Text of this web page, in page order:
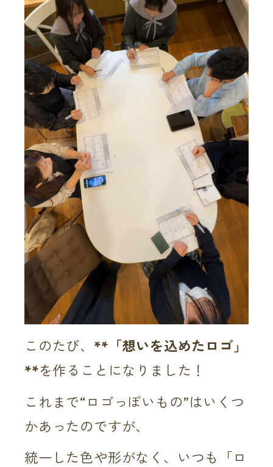
このたび、 **「想いを込めたロゴ」
**を作ることになりました！
これまで“ロゴっぽいもの”はいくつ
かあったのですが、
統一した色や形がなく、いつも「ロ